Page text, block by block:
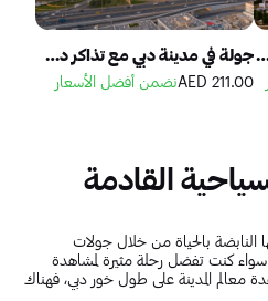
أبوظبي والمسجد الكبير من دبي جولة في مدينة دبي مع تذاكر دخول دبي فرايم والخور والأسواق والمسجد الأزرق
211.00 AED نضمن أفضل الأسعار
القادمة
النابضة بالحياة من خلال جولات
سواء كنت تفضل رحلة مثيرة لمشاهدة
معالم المدينة على طول خور دبي، فهناك